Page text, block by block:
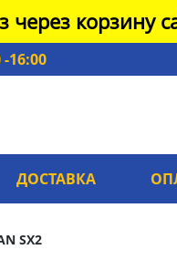
корзину
16:00
ДОСТАВКА
SX2